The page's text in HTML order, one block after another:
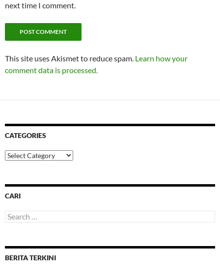
next time I comment.
This site uses Akismet to reduce spam. Learn how your
comment data is processed.
CATEGORIES
Categories
CARI
Search
for:
BERITA TERKINI